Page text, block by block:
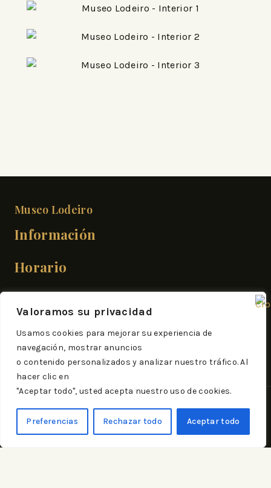
Valoramos su privacidad
Usamos cookies para mejorar su experiencia de
navegación, mostrar anuncios
o contenido personalizados y analizar nuestro tráfico. Al
hacer clic en
"Aceptar todo", usted acepta nuestro uso de cookies.
Preferencias Rechazar todo Aceptar todo
Museo Lodeiro
Información
Horario
Mar/Domingo:
10:30-13:30 | 18:00-21:00